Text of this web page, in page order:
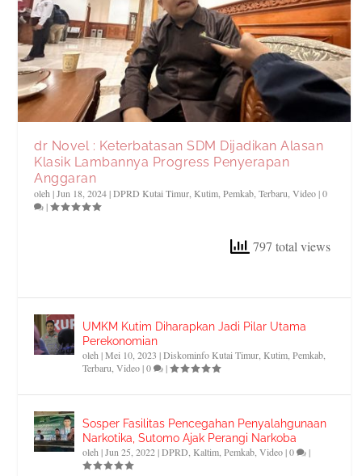
dr Novel : Keterbatasan SDM Dijadikan Alasan
Klasik Lambannya Progress Penyerapan
Anggaran
oleh|Jun 18, 2024|DPRD Kutai Timur ,Kutim ,Pemkab ,Terbaru ,Video|0
|
797 total views
UMKM Kutim Diharapkan Jadi Pilar Utama
Perekonomian
oleh|Mei 10, 2023 |Diskominfo Kutai Timur ,Kutim ,Pemkab
Terbaru ,Video|0 |
Sosper Fasilitas Pencegahan Penyalahgunaan
Narkotika, Sutomo Ajak Perangi Narkoba
oleh|Jun 25, 2022|DPRD ,Kaltim ,Pemkab ,Video|0 |